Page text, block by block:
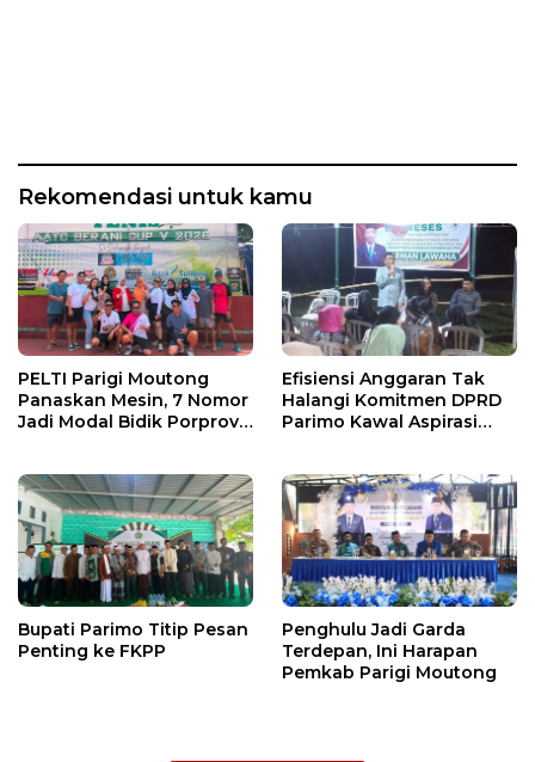
Rekomendasi untuk kamu
PELTI Parigi Moutong
Panaskan Mesin, 7 Nomor
Jadi Modal Bidik Porprov
Efisiensi Anggaran Tak
Halangi Komitmen DPRD
Parimo Kawal Aspirasi
Bupati Parimo Titip Pesan
Penting ke FKPP
Penghulu Jadi Garda
Terdepan, Ini Harapan
Pemkab Parigi Moutong